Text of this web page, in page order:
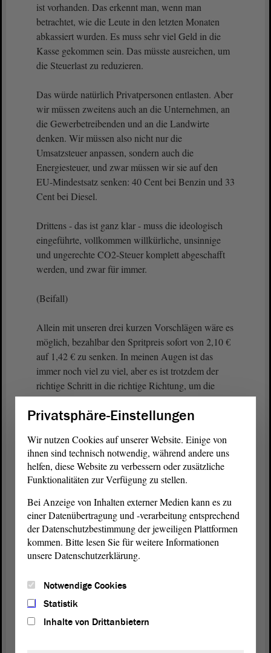
ist vorhanden. Das erkennt man, wenn man
betrachtet, wie die Leute in den letzten Monaten
abkassiert wurden. Es muss sehr viel Geld in die
Kasse gekommen sein. Das müsste ausreichen, um
die Steuerlast zu reduzieren.
Das würde natürlich Privatpersonen entlasten. Aber
wir müssen zweitens auch an die Unternehmen, an
die Gewerbetreibenden und an die Landwirte
denken. Wir müssen also nicht nur die
Umsatzsteuer anpassen, sondern auch die
Energiesteuer, und zwar müssen wir sie auf den
EU-Mindestsatz senken: 40 Cent bei Benzin und 33
Cent bei Diesel.
Drittens - das ist ganz klar - muss die ideologisch
eingeführte, vollkommen willkürliche, unsinnige
und ungerechte CO2-Steuer komplett abgeschafft
werden, und zwar für immer.
(Beifall)
Allein mit unseren drei kurzen Vorschlägen wäre es
möglich, bezahlbar den Spritpreis sofort von 2,10 €
auf 1,42 € zu senken. In meinen Augen ist das
immer noch viel zu viel, aber es ist trotzdem der
richtige Schritt in die richtige Richtung, um die
Leute zu entlasten.
komme ich zu der Grundursache dieser Schieflage,
warum wir immer weiter darüber sprechen und
warum die Politik immer weiter zusieht, wie die
Bürger an den Tankstellen, in den Supermärkten, in
den Baumärkten und bei Strom, Gas und Öl
abgezockt werden. Die Bürger werden abgezockt,
weil es wohlstandsverwöhnte Politiker Hand in
Hand mit vielen Journalisten so wollen. Unter dem
Deckmantel des Klimaschutzes und der politischen
diesen aktuellen Zeitgeist passt.
(Zustimmung)
Privatsphäre-Einstellungen
Wir nutzen Cookies auf unserer Website. Einige von
ihnen sind technisch notwendig, während andere uns
helfen, diese Website zu verbessern oder zusätzliche
Funktionalitäten zur Verfügung zu stellen.
Bei Anzeige von Inhalten externer Medien kann es zu
einer Datenübertragung und -verarbeitung entsprechend
der Datenschutzbestimmung der jeweiligen Plattformen
kommen. Bitte lesen Sie für weitere Informationen
unsere Datenschutzerklärung.
Notwendige Cookies
Statistik
Inhalte von Drittanbietern